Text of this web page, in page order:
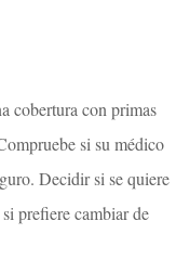
cobertura con primas
si su médico
Decidir si se quiere
prefiere cambiar de